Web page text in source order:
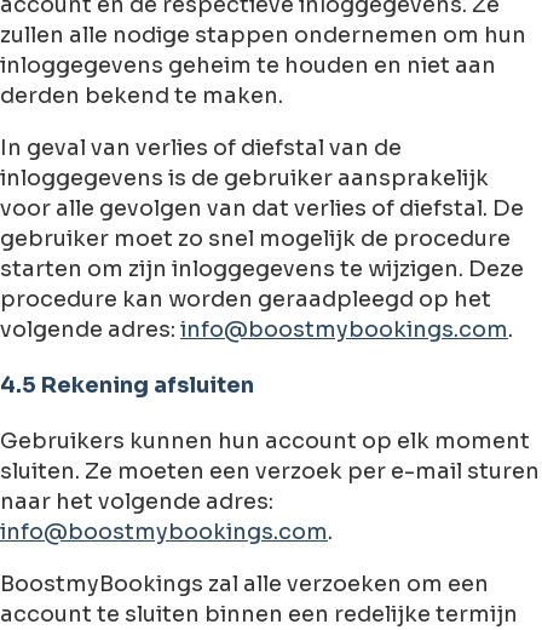
zullen alle nodige stappen ondernemen om hun
inloggegevens geheim te houden en niet aan
derden bekend te maken.
In geval van verlies of diefstal van de
inloggegevens is de gebruiker aansprakelijk
voor alle gevolgen van dat verlies of diefstal. De
gebruiker moet zo snel mogelijk de procedure
starten om zijn inloggegevens te wijzigen. Deze
procedure kan worden geraadpleegd op het
volgende adres: info@boostmybookings.com.
4.5 Rekening afsluiten
Gebruikers kunnen hun account op elk moment
sluiten. Ze moeten een verzoek per e-mail sturen
naar het volgende adres:
info@boostmybookings.com.
BoostmyBookings zal alle verzoeken om een
account te sluiten binnen een redelijke termijn